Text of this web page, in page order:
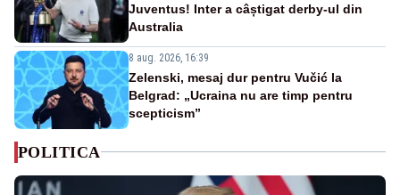
Juventus! Inter a câștigat derby-ul din
Australia
8 aug. 2026, 16:39
Zelenski, mesaj dur pentru Vučić la
Belgrad: „Ucraina nu are timp pentru
scepticism”
POLITICA